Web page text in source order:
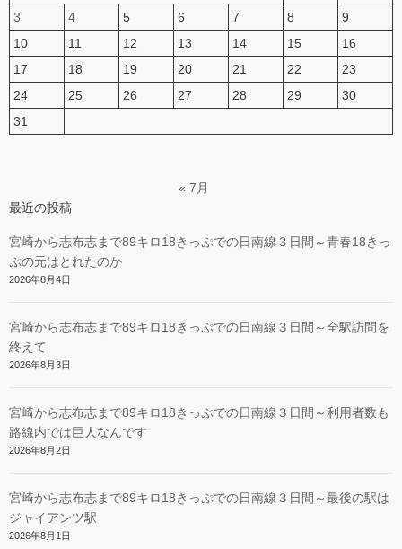
3
4 5 6 7 8
9
10
11 12 13 14 15
16
17
18 19 20 21 22
23
24
25 26 27 28 29
30
31
« 7月
最近の投稿
宮崎から志布志まで89キロ18きっぷでの日南線３日間～青春18きっ
ぷの元はとれたのか
2026年8月4日
宮崎から志布志まで89キロ18きっぷでの日南線３日間～全駅訪問を
終えて
2026年8月3日
宮崎から志布志まで89キロ18きっぷでの日南線３日間～利用者数も
路線内では巨人なんです
2026年8月2日
宮崎から志布志まで89キロ18きっぷでの日南線３日間～最後の駅は
ジャイアンツ駅
2026年8月1日